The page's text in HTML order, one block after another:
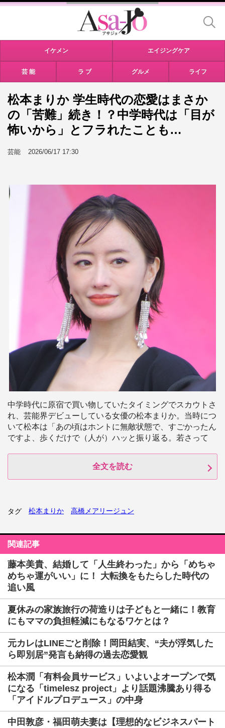
イケメン エイジングケア
芸 能 ラ ブ グルメ ライフ
松本まりか 学生時代の恋愛はまさか
の「苦難」続き！？中学時代は「目が
怖いから」とフラれたことも…
芸能 2026/06/17 17:30
中学時代に原宿で買い物していたタイミングでスカウトさ
れ、芸能界デビューしている女優の松本まりか。当時につ
いて松本は「あの頃はホントに無敵状態で、すごかったん
ですよ、歩くだけで（人が）ハッと振り返る。若さって
全文を読む
タグ 松本まりか 高橋メアリージュン
関連記事
藤本美貴、結婚して「人生終わった」から「めちゃ
めちゃ運がいい」に！ 大転換をもたらした時代の
追い風
夏休みの家族旅行の荷造りは子どもと一緒に！教育
にもママの負担軽減にもなるワケとは？
元カレはLINEごと削除！岡田結実、“夫が浮気した
ら即別居”発言も納得の過去恋愛観
松本潤「有料会員サービス」いよいよオープンで気
になる「timelesz project」より話題沸騰あり得る
「アイドルプロデュース」の中身
中田敦彦・福田萌夫妻は【理想的なビジネスパート